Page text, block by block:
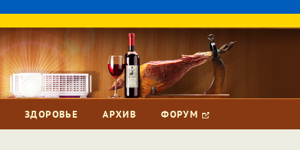
ЗДОРОВЬЕ АРХИВ ФОРУМ